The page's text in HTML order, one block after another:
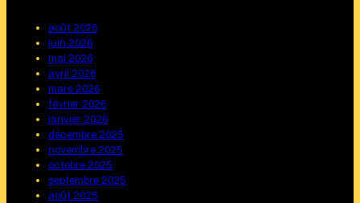
août 2026
juin 2026
mai 2026
avril 2026
mars 2026
février 2026
janvier 2026
décembre 2025
novembre 2025
octobre 2025
septembre 2025
août 2025